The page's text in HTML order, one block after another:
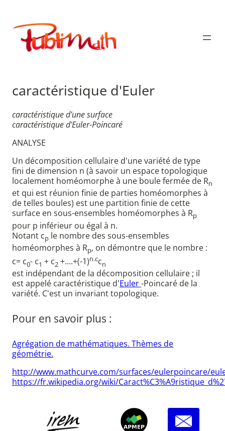
contenu
Publimath
caractéristique d'Euler
caractéristique d'une surface
caractéristique d'Euler-Poincaré
ANALYSE
Un décomposition cellulaire d'une variété de type
fini de dimension n (à savoir un espace topologique
localement homéomorphe à une boule fermée de Rn
et qui est réunion finie de parties homéomorphes à
de telles boules) est une partition finie de cette
surface en sous-ensembles homéomorphes à Rp
pour p inférieur ou égal à n.
Notant cp le nombre des sous-ensembles
homéomorphes à Rp, on démontre que le nombre :
c= c0- c1 + c2 +....+(-1)n.ccn
est indépendant de la décomposition cellulaire ; il
est appelé caractéristique d'Euler-Poincaré de la
variété. C'est un invariant topologique.
Pour en savoir plus :
Agrégation de mathématiques. Thèmes de
géométrie.
http://www.mathcurve.com/surfaces/eulerpoincare/
https://fr.wikipedia.org/wiki/